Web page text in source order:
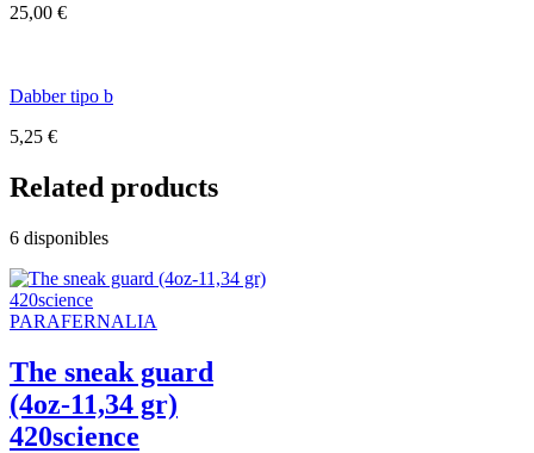
25,00 €
Dabber tipo b
5,25 €
Related products
6 disponibles
PARAFERNALIA
The sneak guard
(4oz-11,34 gr)
420science